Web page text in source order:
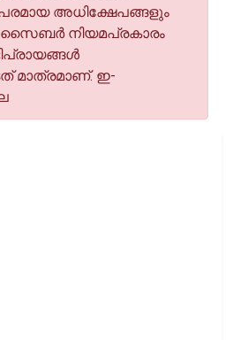
അധിക്ഷേപങ്ങളും
നിയമപ്രകാരം
മാത്രമാണ്. ഇ-